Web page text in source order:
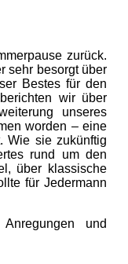
zurück.
sehr besorgt über
Bestes für den
wir über
unseres
worden – eine
Wie sie zukünftig
rund um den
über klassische
für Jedermann
und